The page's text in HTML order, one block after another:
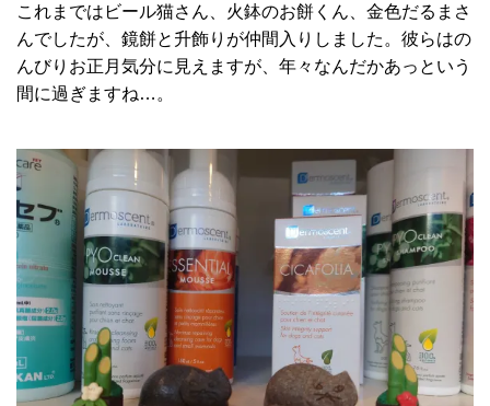
これまではビール猫さん、火鉢のお餅くん、金色だるまさ
んでしたが、鏡餅と升飾りが仲間入りしました。彼らはの
んびりお正月気分に見えますが、年々なんだかあっという
間に過ぎますね…。